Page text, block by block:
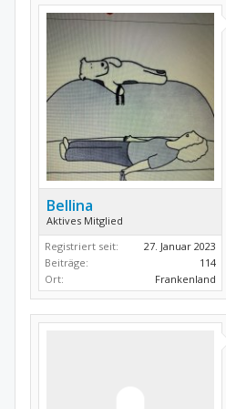
Bellina
Aktives Mitglied
Registriert seit:
27. Januar 2023
Beiträge:
114
Ort:
Frankenland